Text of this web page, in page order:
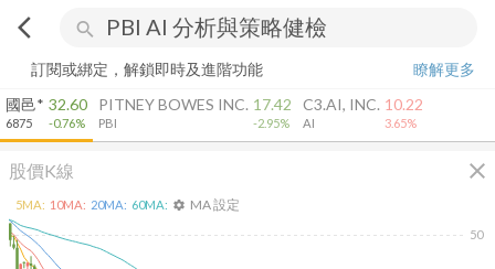
arrow_back_ios search
訂閱或綁定，解鎖即時及進階功能
瞭解更多
國邑*
6875
32.60
-0.76%
PITNEY BOWES INC.
PBI
17.42
-2.95%
C3.AI, INC.
AI
10.22
3.65%
股價K線 close
50
5MA: 10MA: 20MA: 60MA: settings MA 設定